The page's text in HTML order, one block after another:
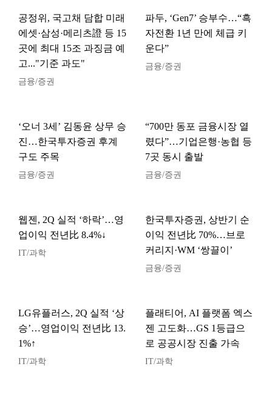
공정위, 국고채 담합 미래
에셋·삼성·메리츠證 등 15
곳에 최대 15조 과징금 예
고..."기준 과도"
금융/증권
파두, ‘Gen7’ 승부수…“흑
자전환 1년 만에 체급 키
운다”
금융/증권
‘오너 3세’ 김동윤 상무 승
진…한국투자증권 후계
구도 주목
금융/증권
“700만 동포 금융시장 열
렸다”…기업은행·농협 등
7곳 동시 출발
금융/증권
웹젠, 2Q 실적 ‘하락’…영
업이익 전년比 8.4%↓
IT/과학
한국투자증권, 상반기 순
이익 전년比 70%…브로
커리지·WM ‘쌍끌이’
금융/증권
LG유플러스, 2Q 실적 ‘상
승’…영업이익 전년比 13.
1%↑
IT/과학
플래티어, AI 플랫폼 엑스
젠 고도화…GS 1등급으
로 공공시장 진출 가속
IT/과학